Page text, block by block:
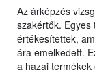
Az árképzés
szakértők.
értékesítettek,
ára emelkedett.
a hazai